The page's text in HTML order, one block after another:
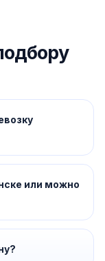
или можно